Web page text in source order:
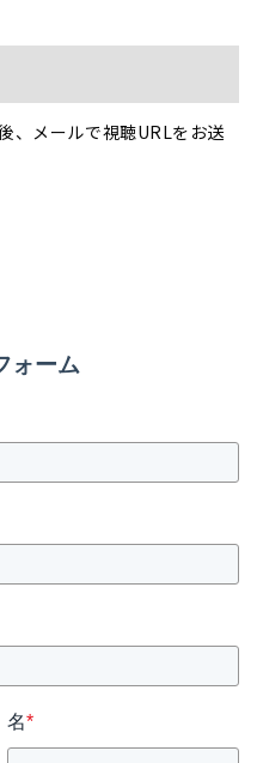
、メールで視聴URLをお送
ォーム
名*